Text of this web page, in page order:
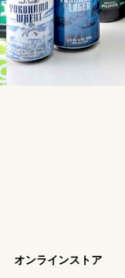
オンラインストア